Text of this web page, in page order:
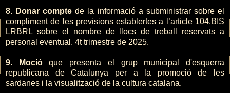
8. Donar compte de la informació a subministrar sobre el
compliment de les previsions establertes a l’article 104.BIS
LRBRL sobre el nombre de llocs de treball reservats a
personal eventual. 4t trimestre de 2025.
9. Mocióque presenta el grup municipal d'esquerra
republicana de Catalunya per a la promoció de les
sardanes i la visualització de la cultura catalana.